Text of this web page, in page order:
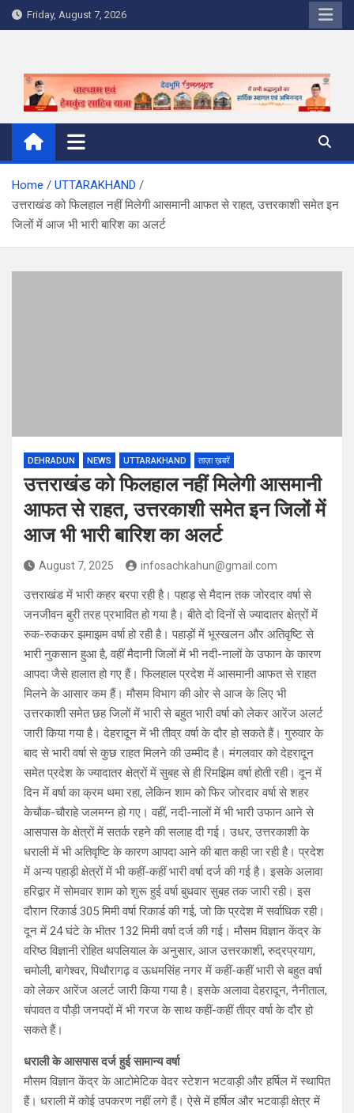
Skip
to
Friday, August 7, 2026
Home
UTTARAKHAND
उत्तराखंड को फिलहाल नहीं मिलेगी आसमानी आफत से राहत, उत्तरकाशी समेत इन
जिलों में आज भी भारी बारिश का अलर्ट
DEHRADUN NEWS UTTARAKHAND ताज़ा ख़बरें
उत्तराखंड को फिलहाल नहीं मिलेगी आसमानी
आफत से राहत, उत्तरकाशी समेत इन जिलों में
आज भी भारी बारिश का अलर्ट
August 7, 2025 infosachkahun@gmail.com
उत्तराखंड में भारी कहर बरपा रही है। पहाड़ से मैदान तक जोरदार वर्षा से
जनजीवन बुरी तरह प्रभावित हो गया है। बीते दो दिनों से ज्यादातर क्षेत्रों में
रुक-रुककर झमाझम वर्षा हो रही है। पहाड़ों में भूस्खलन और अतिवृष्टि से
भारी नुकसान हुआ है, वहीं मैदानी जिलों में भी नदी-नालों के उफान के कारण
आपदा जैसे हालात हो गए हैं। फिलहाल प्रदेश में आसमानी आफत से राहत
मिलने के आसार कम हैं। मौसम विभाग की ओर से आज के लिए भी
उत्तरकाशी समेत छह जिलों में भारी से बहुत भारी वर्षा को लेकर आरेंज अलर्ट
जारी किया गया है। देहरादून में भी तीव्र वर्षा के दौर हो सकते हैं। गुरुवार के
बाद से भारी वर्षा से कुछ राहत मिलने की उम्मीद है। मंगलवार को देहरादून
समेत प्रदेश के ज्यादातर क्षेत्रों में सुबह से ही रिमझिम वर्षा होती रही। दून में
दिन में वर्षा का क्रम थमा रहा, लेकिन शाम को फिर जोरदार वर्षा से शहर
केचौक-चौराहे जलमग्न हो गए। वहीं, नदी-नालों में भी भारी उफान आने से
आसपास के क्षेत्रों में सतर्क रहने की सलाह दी गई। उधर, उत्तरकाशी के
धराली में भी अतिवृष्टि के कारण आपदा आने की बात कही जा रही है। प्रदेश
में अन्य पहाड़ी क्षेत्रों में भी कहीं-कहीं भारी वर्षा दर्ज की गई है। इसके अलावा
हरिद्वार में सोमवार शाम को शुरू हुई वर्षा बुधवार सुबह तक जारी रही। इस
दौरान रिकार्ड 305 मिमी वर्षा रिकार्ड की गई, जो कि प्रदेश में सर्वाधिक रही।
दून में 24 घंटे के भीतर 132 मिमी वर्षा दर्ज की गई। मौसम विज्ञान केंद्र के
वरिष्ठ विज्ञानी रोहित थपलियाल के अनुसार, आज उत्तरकाशी, रुद्रप्रयाग,
चमोली, बागेश्वर, पिथौरागढ़ व ऊधमसिंह नगर में कहीं-कहीं भारी से बहुत वर्षा
को लेकर आरेंज अलर्ट जारी किया गया है। इसके अलावा देहरादून, नैनीताल,
चंपावत व पौड़ी जनपदों में भी गरज के साथ कहीं-कहीं तीव्र वर्षा के दौर हो
सकते हैं।
धराली के आसपास दर्ज हुई सामान्य वर्षा
मौसम विज्ञान केंद्र के आटोमेटिक वेदर स्टेशन भटवाड़ी और हर्षिल में स्थापित
हैं। धराली में कोई उपकरण नहीं लगे हैं। ऐसे में हर्षिल और भटवाड़ी क्षेत्र में